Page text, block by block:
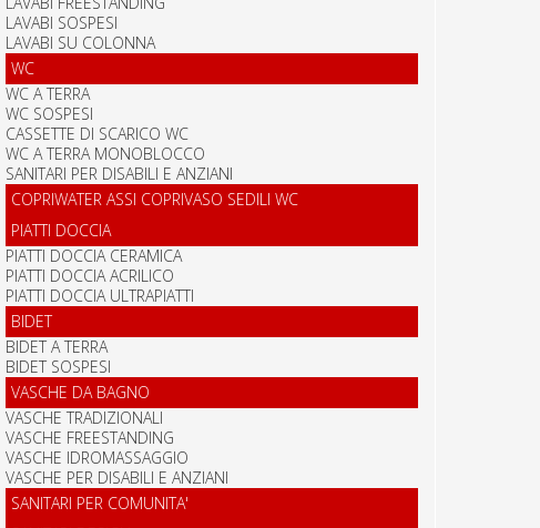
LAVABI SOSPESI
LAVABI SU COLONNA
WC
WC A TERRA
WC SOSPESI
CASSETTE DI SCARICO WC
WC A TERRA MONOBLOCCO
SANITARI PER DISABILI E ANZIANI
COPRIWATER ASSI COPRIVASO SEDILI WC
PIATTI DOCCIA
PIATTI DOCCIA CERAMICA
PIATTI DOCCIA ACRILICO
PIATTI DOCCIA ULTRAPIATTI
BIDET
BIDET A TERRA
BIDET SOSPESI
VASCHE DA BAGNO
VASCHE TRADIZIONALI
VASCHE FREESTANDING
VASCHE IDROMASSAGGIO
VASCHE PER DISABILI E ANZIANI
SANITARI PER COMUNITA'